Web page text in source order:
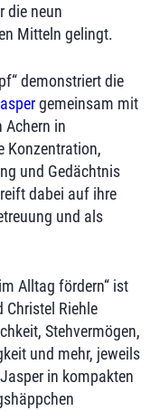
die neun
Mitteln gelingt.
demonstriert die
gemeinsam mit
Achern in
Konzentration,
und Gedächtnis
dabei auf ihre
und als
Alltag fördern“ ist
Christel Riehle
Stehvermögen,
und mehr, jeweils
in kompakten